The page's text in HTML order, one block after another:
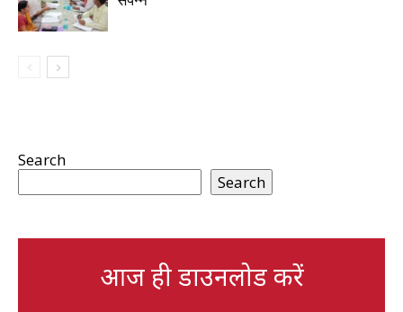
Search
Search
आज ही डाउनलोड करें